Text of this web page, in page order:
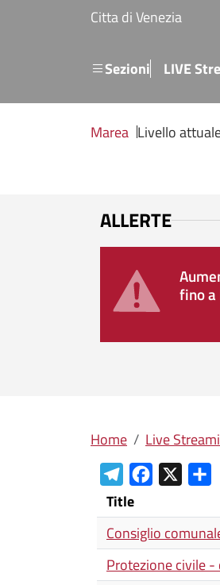
Salta al contenuto principale
Citta di Venezia
SezioniMenu
LIVE
Marea Livello
ALLERTE
fino
Briciole di
Home Live
e
l
e
g
c
e
b
a
r
e
Title
Consiglio
Protezione civile